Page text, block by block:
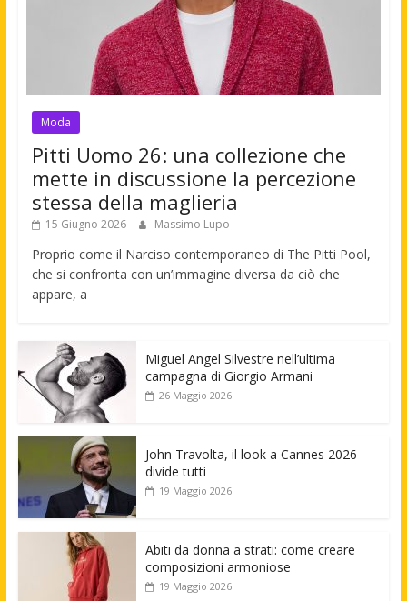
Moda
Pitti Uomo 26: una collezione che
mette in discussione la percezione
stessa della maglieria
15 Giugno 2026 Massimo Lupo
Proprio come il Narciso contemporaneo di The Pitti Pool,
che si confronta con un’immagine diversa da ciò che
appare, a
Miguel Angel Silvestre nell’ultima
campagna di Giorgio Armani
26 Maggio 2026
John Travolta, il look a Cannes 2026
divide tutti
19 Maggio 2026
Abiti da donna a strati: come creare
composizioni armoniose
19 Maggio 2026